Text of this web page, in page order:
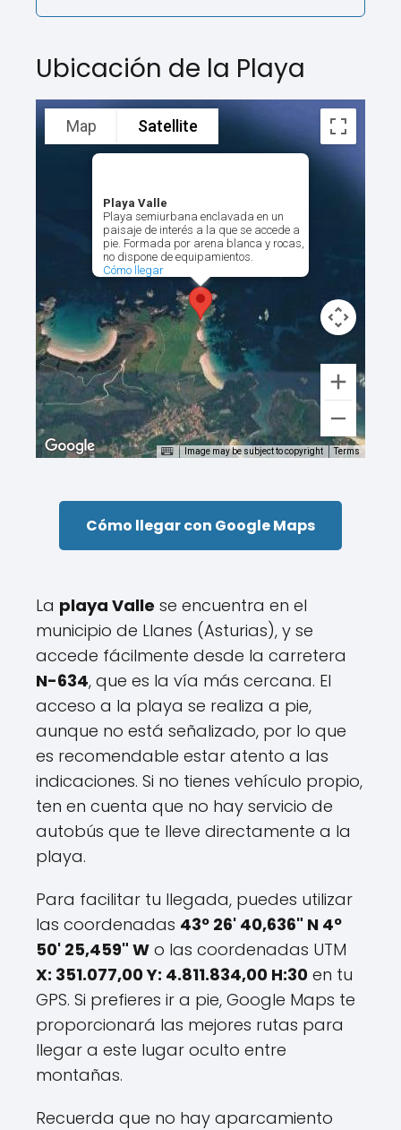
Ubicación de la Playa
Playa Valle
Playa semiurbana enclavada en un
paisaje de interés a la que se accede a
pie. Formada por arena blanca y rocas,
no dispone de equipamientos.
Cómo llegar
Map Satellite
Image may be subject to copyright Terms
Cómo llegar con Google Maps
La playa Valle se encuentra en el
municipio de Llanes (Asturias), y se
accede fácilmente desde la carretera
N-634, que es la vía más cercana. El
acceso a la playa se realiza a pie,
aunque no está señalizado, por lo que
es recomendable estar atento a las
indicaciones. Si no tienes vehículo propio,
ten en cuenta que no hay servicio de
autobús que te lleve directamente a la
playa.
Para facilitar tu llegada, puedes utilizar
las coordenadas 43º 26' 40,636" N 4º
50' 25,459" W o las coordenadas UTM
X: 351.077,00 Y: 4.811.834,00 H:30 en tu
GPS. Si prefieres ir a pie, Google Maps te
proporcionará las mejores rutas para
llegar a este lugar oculto entre
montañas.
Recuerda que no hay aparcamiento